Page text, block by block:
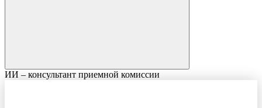
ИИ – консультант приемной комиссии